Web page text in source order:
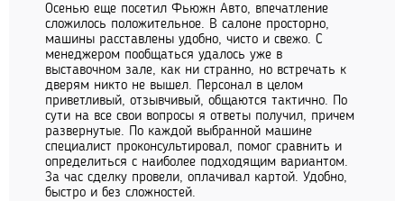
Осенью еще посетил Фьюжн Авто, впечатление
сложилось положительное. В салоне просторно,
машины расставлены удобно, чисто и свежо. С
менеджером пообщаться удалось уже в
выставочном зале, как ни странно, но встречать к
дверям никто не вышел. Персонал в целом
приветливый, отзывчивый, общаются тактично. По
сути на все свои вопросы я ответы получил, причем
развернутые. По каждой выбранной машине
специалист проконсультировал, помог сравнить и
определиться с наиболее подходящим вариантом.
За час сделку провели, оплачивал картой. Удобно,
быстро и без сложностей.